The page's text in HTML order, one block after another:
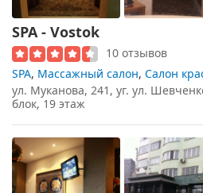
SPA - Vostok
10 отзывов
SPA, Массажный салон, Салон
ул. Муканова, 241, уг. ул.
блок, 19 этаж